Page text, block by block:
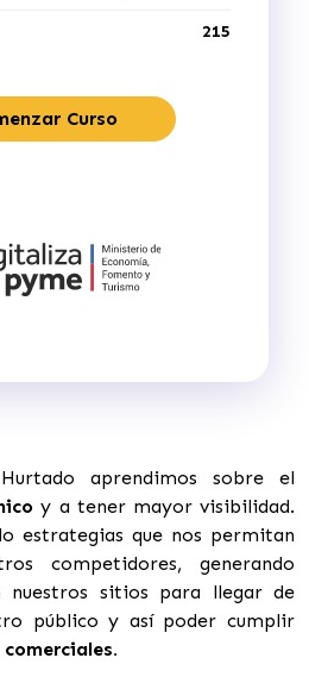
215
Curso
aprendimos sobre el
y a tener mayor visibilidad.
estrategias que nos permitan
competidores, generando
nuestros sitios para llegar de
público y así poder cumplir